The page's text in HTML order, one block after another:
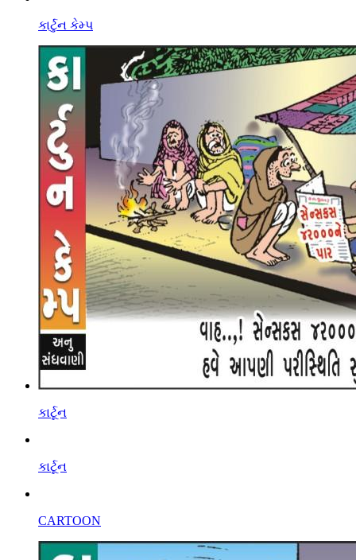
કાર્ટુન કેમ્પ
કાર્ટૂન
કાર્ટૂન
CARTOON